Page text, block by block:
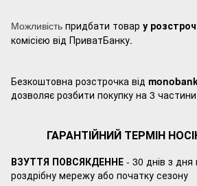
Можливість придбати товар у
комісією від ПриватБанку.
Безкоштовна розстрочка від
дозволяє розбити покупку на 3
ГАРАНТІЙНИЙ ТЕРМІН
ВЗУТТЯ ПОВСЯКДЕННЕ - 30 днів з
роздрібну мережу або початку сезону